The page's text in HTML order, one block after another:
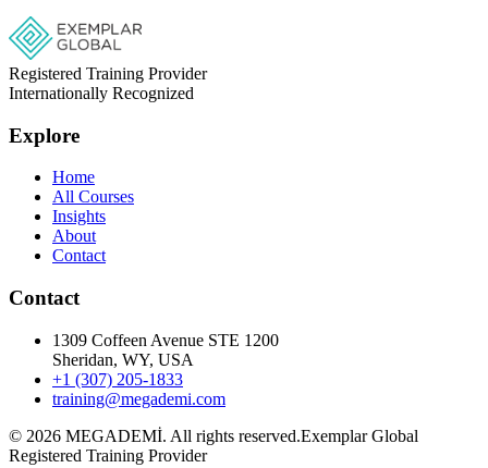
Registered Training Provider
Internationally Recognized
Explore
Home
All Courses
Insights
About
Contact
Contact
1309 Coffeen Avenue STE 1200
Sheridan, WY, USA
+1 (307) 205-1833
training@megademi.com
© 2026 MEGADEMİ. All rights reserved.Exemplar Global
Registered Training Provider